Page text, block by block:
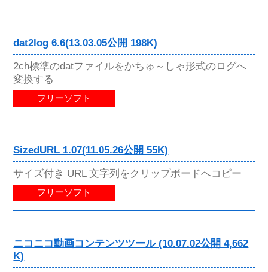
dat2log 6.6(13.03.05公開 198K)
2ch標準のdatファイルをかちゅ～しゃ形式のログへ
変換する
フリーソフト
SizedURL 1.07(11.05.26公開 55K)
サイズ付き URL 文字列をクリップボードへコピー
フリーソフト
ニコニコ動画コンテンツツール (10.07.02公開 4,662
K)